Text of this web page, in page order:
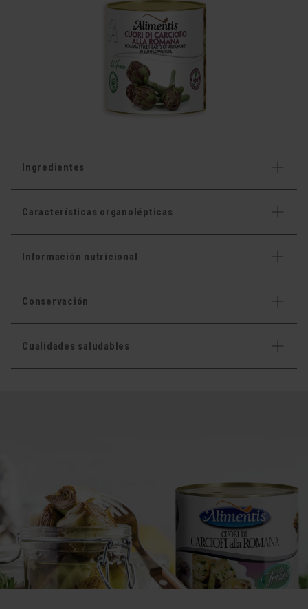
Ingredientes
Características organolépticas
Información nutricional
Conservación
Cualidades saludables